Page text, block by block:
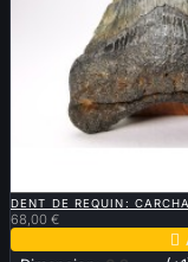
DENT DE REQUIN:
68,00 €
